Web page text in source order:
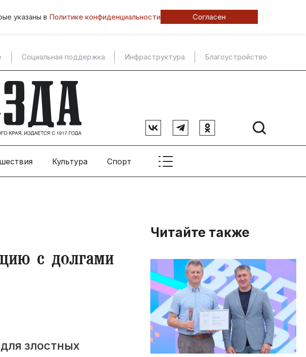
указаны в Политике конфиденциальности Согласен
Социальная поддержка Инфраструктура Благоустройство
Культура Спорт
с долгами
злостных
Читайте также